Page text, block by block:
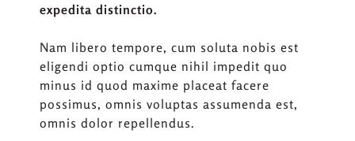
expedita distinctio.
Nam libero tempore, cum soluta nobis est
eligendi optio cumque nihil impedit quo
minus id quod maxime placeat facere
possimus, omnis voluptas assumenda est,
omnis dolor repellendus.